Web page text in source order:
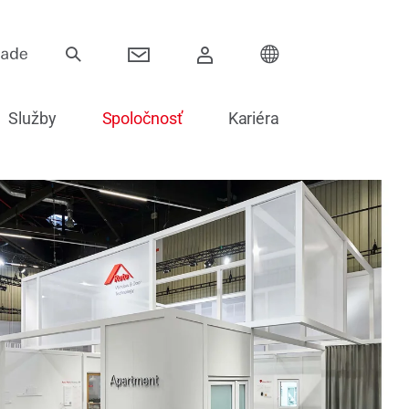
Závesy
Posuvné systémy
Elektronika pre dvere
Zasklievanie dverí
Náhradné diely na dvere
Služby Spoločnosť Kariéra